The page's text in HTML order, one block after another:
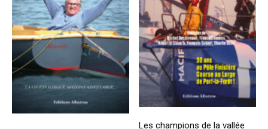
Les champions de la vallée